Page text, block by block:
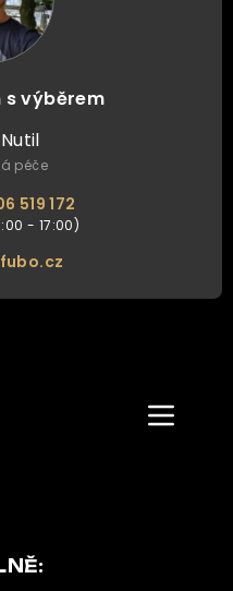
výběrem
péče
519 172
Zobrazit/
menu